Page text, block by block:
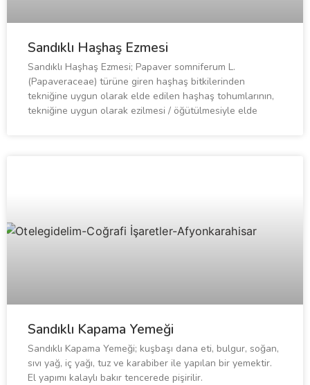
Sandıklı Haşhaş Ezmesi
Sandıklı Haşhaş Ezmesi; Papaver somniferum L.
(Papaveraceae) türüne giren haşhaş bitkilerinden
tekniğine uygun olarak elde edilen haşhaş tohumlarının,
tekniğine uygun olarak ezilmesi / öğütülmesiyle elde
Sandıklı Kapama Yemeği
Sandıklı Kapama Yemeği; kuşbaşı dana eti, bulgur, soğan,
sıvı yağ, iç yağı, tuz ve karabiber ile yapılan bir yemektir.
El yapımı kalaylı bakır tencerede pişirilir.